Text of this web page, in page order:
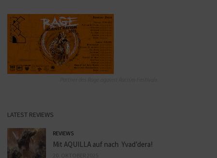
LATEST REVIEWS
REVIEWS
Mit AQUILLA auf nach Yvad’dera!